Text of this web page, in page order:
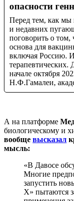
опасности
Перед тем, как
и недавних
поговорить о
основа для
включая Россию.
начале октября
Н.Ф.Гамалеи,
А на платформе
биологическому и
вообще высказал
мысль:
«В Давосе
Многие
запустить
Х» пытаются